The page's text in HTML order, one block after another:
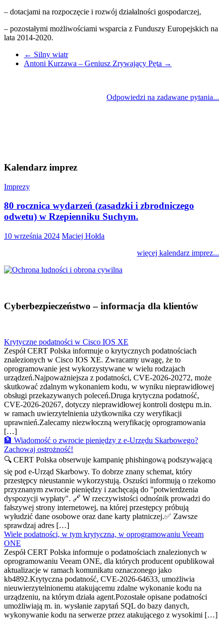
– dotacjami na rozpoczęcie i rozwój działalności gospodarczej,
– pozostałymi możliwościami wsparcia z Funduszy Europejskich na
lata 2014-2020.
← Silny wiatr
Antoni Kurzawa – Geniusz Zrywający Pęta →
Odpowiedzi na zadawane pytania...
Kalendarz imprez
Imprezy
80 rocznica wydarzeń (zasadzki i zbrodniczego
odwetu) w Rzepienniku Suchym.
10 września 2024 Maciej Hołda
więcej kalendarz imprez...
Cyberbezpieczeństwo – informacja dla klientów
Krytyczne podatności w Cisco IOS XE
Zespół CERT Polska informuje o krytycznych podatnościach
znalezionych w Cisco IOS XE. Zwracamy uwagę, że to
oprogramowanie jest wykorzystywane w wielu rodzajach
urządzeń.Najpoważniejsza z podatności, CVE-2026-20272, może
skutkować zdalnym wykonaniem kodu, w wyniku nieprawidłowej
obsługi przekazywanych poleceń.Druga krytyczna podatność,
CVE-2026-20267, dotyczy nieprawidłowej kontroli dostępu m.in.
w ramach uwierzytelnienia użytkownika czy weryfikacji
uprawnień.Zalecamy niezwłoczną weryfikację oprogramowania
[…]
🏦 Wiadomość o zwrocie pieniędzy z e-Urzędu Skarbowego?
Zachowaj ostrożność!
🔍 CERT Polska obserwuje kampanię phishingową podszywającą
się pod e-Urząd Skarbowy. To dobrze znany schemat, który
przestępcy nieustannie wykorzystują. Oszuści informują o rzekomo
przyznanym zwrocie pieniędzy i zachęcają do "potwierdzenia
dyspozycji wypłaty". 🔗 W rzeczywistości odnośnik prowadzi do
fałszywej strony internetowej, na której przestępcy próbują
wyłudzić dane osobowe oraz dane karty płatniczej.✅ Zawsze
sprawdzaj adres […]
Wiele podatności, w tym krytyczna, w oprogramowaniu Veeam
ONE
Zespół CERT Polska informuje o podatnościach znalezionych w
oprogramowaniu Veeam ONE, dla których producent opublikował
aktualizacje w ramach komunikatu oznaczonego jako
kb4892.Krytyczna podatność, CVE-2026-64633, umożliwia
nieuwierzytelnionemu atakującemu zdalne wykonanie kodu na
urządzeniu, na którym działa agent.Pozostałe opisane podatności
umożliwiają m. in. wysłanie zapytań SQL do bazy danych,
wykonywanie kodu na serwerze przez atakującego z wysokimi […]